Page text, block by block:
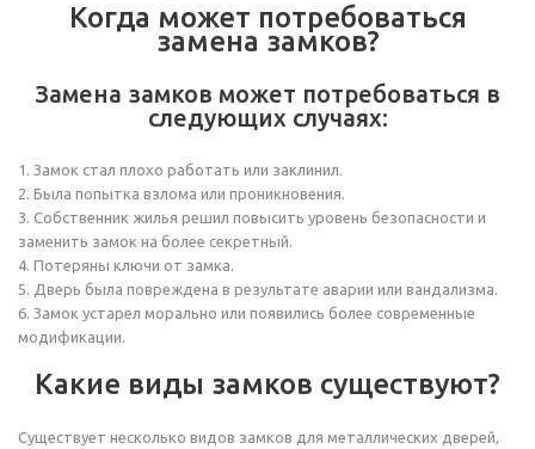
Когда может потребоваться
замена замков?
Замена замков может потребоваться в
следующих случаях:
1. Замок стал плохо работать или заклинил.
2. Была попытка взлома или проникновения.
3. Собственник жилья решил повысить уровень безопасности и
заменить замок на более секретный.
4. Потеряны ключи от замка.
5. Дверь была повреждена в результате аварии или вандализма.
6. Замок устарел морально или появились более современные
модификации.
Какие виды замков существуют?
Существует несколько видов замков для металлических дверей,